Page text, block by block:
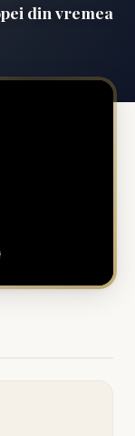
din vremea